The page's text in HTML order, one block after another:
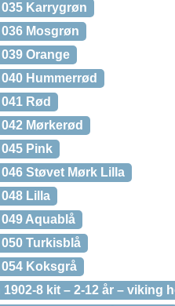
Karrygrøn
Mosgrøn
Orange
Hummerrød
Rød
Mørkerød
Pink
Støvet Mørk Lilla
Lilla
Aquablå
Turkisblå
Koksgrå
8 kit – 2-12 år – viking